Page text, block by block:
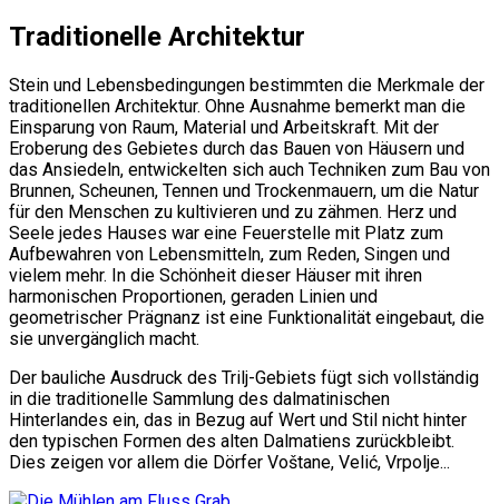
Traditionelle Architektur
Stein und Lebensbedingungen bestimmten die Merkmale der
traditionellen Architektur. Ohne Ausnahme bemerkt man die
Einsparung von Raum, Material und Arbeitskraft. Mit der
Eroberung des Gebietes durch das Bauen von Häusern und
das Ansiedeln, entwickelten sich auch Techniken zum Bau von
Brunnen, Scheunen, Tennen und Trockenmauern, um die Natur
für den Menschen zu kultivieren und zu zähmen. Herz und
Seele jedes Hauses war eine Feuerstelle mit Platz zum
Aufbewahren von Lebensmitteln, zum Reden, Singen und
vielem mehr. In die Schönheit dieser Häuser mit ihren
harmonischen Proportionen, geraden Linien und
geometrischer Prägnanz ist eine Funktionalität eingebaut, die
sie unvergänglich macht.
Der bauliche Ausdruck des Trilj-Gebiets fügt sich vollständig
in die traditionelle Sammlung des dalmatinischen
Hinterlandes ein, das in Bezug auf Wert und Stil nicht hinter
den typischen Formen des alten Dalmatiens zurückbleibt.
Dies zeigen vor allem die Dörfer Voštane, Velić, Vrpolje...